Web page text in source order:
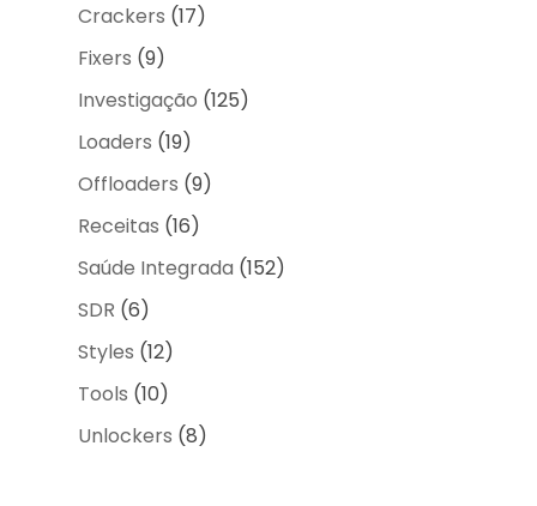
Crackers (17)
Fixers (9)
Investigação (125)
Loaders (19)
Offloaders (9)
Receitas (16)
Saúde Integrada (152)
SDR (6)
Styles (12)
Tools (10)
Unlockers (8)